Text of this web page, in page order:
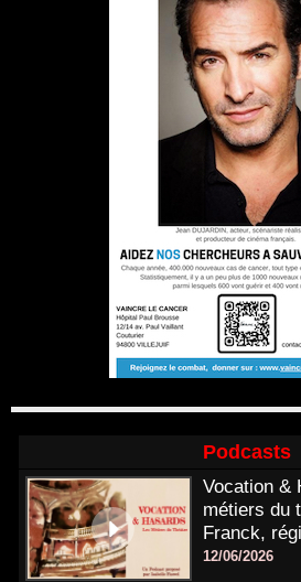
Podcasts
Vocation &
métiers du
Franck,
12/06/2026